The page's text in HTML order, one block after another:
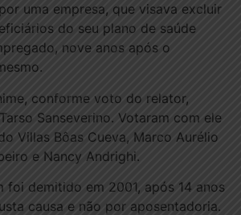
uma empresa, que visava excluir
do seu plano de saúde
nove anos após o
conforme voto do relator,
Sanseverino. Votaram com ele
Villas Bôas Cueva, Marco Aurélio
e Nancy Andrighi.
foi demitido em 2001, após 14 anos
causa e não por aposentadoria.